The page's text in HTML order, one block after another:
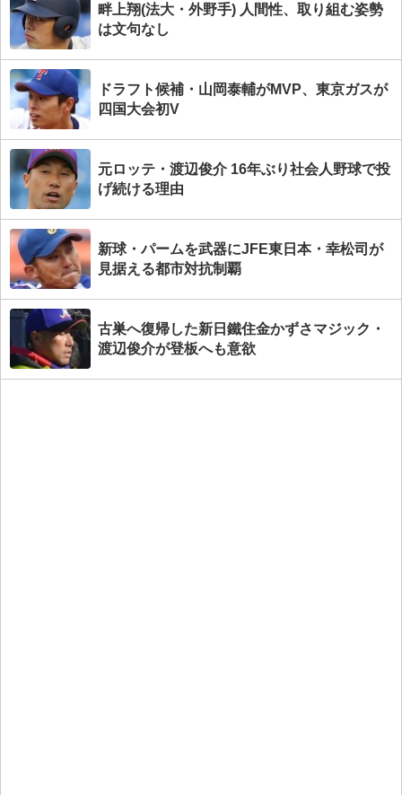
畔上翔(法大・外野手) 人間性、取り組む姿勢
は文句なし
ドラフト候補・山岡泰輔がMVP、東京ガスが
四国大会初V
元ロッテ・渡辺俊介 16年ぶり社会人野球で投
げ続ける理由
新球・パームを武器にJFE東日本・幸松司が
見据える都市対抗制覇
古巣へ復帰した新日鐵住金かずさマジック・
渡辺俊介が登板へも意欲